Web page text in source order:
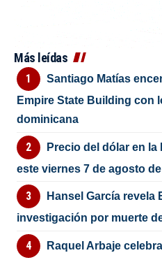
Más leídas
Santiago Matías
Empire State Building con
dominicana
Precio del dólar en
este viernes 7 de agosto
Hansel García revela
investigación por muerte
Raquel Arbaje